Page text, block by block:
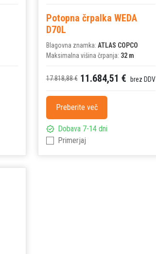
Potopna črpalka WEDA
D70L
Blagovna znamka: ATLAS COPCO
Maksimalna višina črpanja: 32 m
17.818,88 € 11.684,51 € brez DDV
Preberite več
Dobava 7-14 dni
Primerjaj